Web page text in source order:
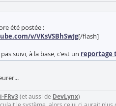
été postée :
v/VKsVSBhSwJg[/flash]
suivi, à la base, c'est un reportage
FRv3(et aussi de DevLynx)
le système, alors celui ci aurait